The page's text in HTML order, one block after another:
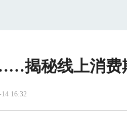
揭秘线上消费
16:32